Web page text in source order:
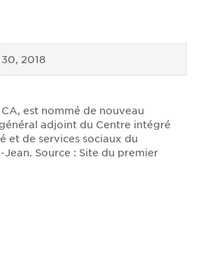
2018
est nommé de nouveau
adjoint du Centre intégré
et de services sociaux du
Jean. Source : Site du premier